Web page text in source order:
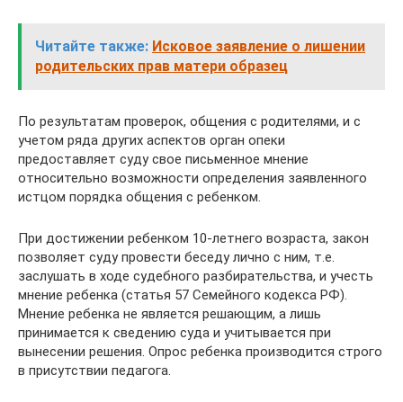
Читайте также: Исковое заявление о лишении
родительских прав матери образец
По результатам проверок, общения с родителями, и с
учетом ряда других аспектов орган опеки
предоставляет суду свое письменное мнение
относительно возможности определения заявленного
истцом порядка общения с ребенком.
При достижении ребенком 10-летнего возраста, закон
позволяет суду провести беседу лично с ним, т.е.
заслушать в ходе судебного разбирательства, и учесть
мнение ребенка (статья 57 Семейного кодекса РФ).
Мнение ребенка не является решающим, а лишь
принимается к сведению суда и учитывается при
вынесении решения. Опрос ребенка производится строго
в присутствии педагога.